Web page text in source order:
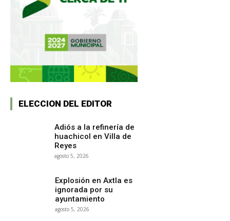
ELECCION DEL EDITOR
Adiós a la refinería de
huachicol en Villa de
Reyes
agosto 5, 2026
Explosión en Axtla es
ignorada por su
ayuntamiento
agosto 5, 2026